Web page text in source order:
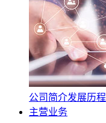
公司简介发展历程
主营业务